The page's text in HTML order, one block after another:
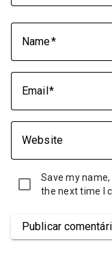
Name
Email
Website
Save my
the next time I
Publicar